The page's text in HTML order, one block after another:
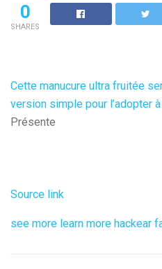
0
SHARES
Cette manucure ultra fruitée
version simple pour l’adopter
Présente
Source link
see more learn more hackear